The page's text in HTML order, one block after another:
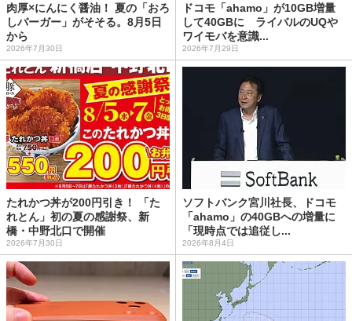
肉厚×にんにく醤油！ 夏の「おろ
しバーガー」がそそる。8月5日
から
2026年7月30日
ドコモ「ahamo」が10GB増量
して40GBに ライバルのUQや
ワイモバを意識...
2026年7月29日
たれかつ丼が200円引き！ 「た
れとん」初の夏の感謝祭、新
橋・中野北口で開催
2026年7月30日
ソフトバンク宮川社長、ドコモ
「ahamo」の40GBへの増量に
「現時点では追従し...
2026年8月4日